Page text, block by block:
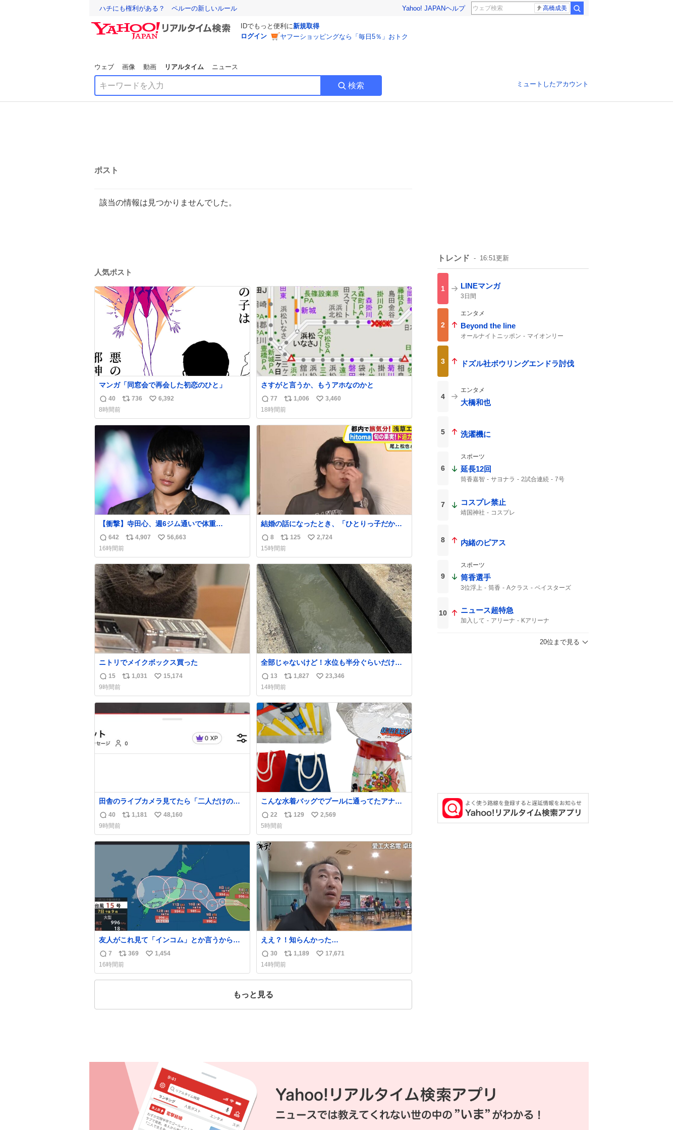
ハチにも権利がある？ ペルーの新しいルール Yahoo! JAPANヘルプ 高橋成美
IDでもっと便利に新規取得
ログイン
ヤフーショッピングなら「毎日5％」おトク
ウェブ 画像 動画 リアルタイム ニュース
検索 ミュートしたアカウント
ポスト
該当の情報は見つかりませんでした。
人気ポスト
マンガ「同窓会で再会した初恋のひと」
返
信
数
40
リ
ス
ト
736
い
ね
数
6,392
8時間前
さすがと言うか、もうアホなのかと
返
信
数
77
リ
ポ
ス
1,006
い
ね
3,460
18時間前
【衝撃】寺田心、週6ジム通いで体重
62kg→82kgに 110kgのベンチプレス持ち上
げる姿披露
news.livedoor.com/article/detail… 元々自重
のみだったが、更に筋肉を大きくするためジ
ム通いを開始。筋肉増量のためおにぎり10
個、ゼリー飲料3～4本、パスタと毎日4千kcal
オーバーの食事を摂取し、増量したという。
返
信
数
642
リ
ス
ト
数
4,907
い
ね
数
56,663
16時間前
結婚の話になったとき、「ひとりっ子だから
僕が諦めた瞬間に一族が潰える」「死ぬとき1
人とか嫌」だから結婚願望は"ある"って答え
たものの、結局「（結婚は）向いてねぇのか
もしれない」で締める北山くん、きっといろ
いろ考えて言葉を選んで、まるく収めてくれ
たんだなと思った
返
信
数
8
リ
ポ
ス
125
い
ね
数
2,724
15時間前
ニトリでメイクボックス買った
返
信
数
15
リ
ス
ト
1,031
い
ね
数
15,174
9時間前
全部じゃないけど！水位も半分ぐらいだけ
ど！水が来はじめたよ！！！ 作業してくれた
方々ありがとーーー
ー！！！！！！！！！！！！！！！！！！！
！！！！！！！
返
信
数
13
リ
ポ
ス
ト
数
1,827
い
ね
数
23,346
14時間前
田舎のライブカメラ見てたら「二人だけの世
界」を発見した
返
信
数
40
リ
ス
1,181
い
ね
48,160
9時間前
こんな水着バッグでプールに通ってたアナ
タ、完全なる同世代（笑） #70年代 #80年
代 #昭和レトロ
返
信
数
22
リ
ス
129
い
ね
数
2,569
5時間前
友人がこれ見て「インコム」とか言うから、
もうそれにしか見えなくなっちゃった。
返
信
数
7
リ
ポ
ス
369
い
ね
1,454
16時間前
ええ？！知らんかった…
返
信
数
30
リ
ポ
ス
1,189
い
ね
17,671
14時間前
もっと見る
トレンド 16:51更新
1 LINEマンガ
3日間
2
エンタメ
Beyond the line
オールナイトニッポン
マイオンリー
3 ドズル社ボウリングエンドラ討伐
4
エンタメ
大橋和也
5 洗濯機に
6
スポーツ
延長12回
筒香嘉智 サヨナラ 2試合連続
7号
7 コスプレ禁止
靖国神社 コスプレ
8 内緒のピアス
9
スポーツ
筒香選手
3位浮上 筒香 Aクラス
ベイスターズ
10 ニュース超特急
加入して アリーナ Kアリーナ
20位まで見る